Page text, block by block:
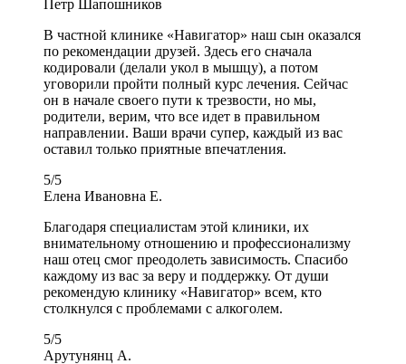
Петр Шапошников
В частной клинике «Навигатор» наш сын оказался
по рекомендации друзей. Здесь его сначала
кодировали (делали укол в мышцу), а потом
уговорили пройти полный курс лечения. Сейчас
он в начале своего пути к трезвости, но мы,
родители, верим, что все идет в правильном
направлении. Ваши врачи супер, каждый из вас
оставил только приятные впечатления.
5/5
Елена Ивановна Е.
Благодаря специалистам этой клиники, их
внимательному отношению и профессионализму
наш отец смог преодолеть зависимость. Спасибо
каждому из вас за веру и поддержку. От души
рекомендую клинику «Навигатор» всем, кто
столкнулся с проблемами с алкоголем.
5/5
Арутунянц А.